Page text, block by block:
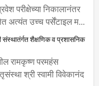
परीक्षेच्या निकालानंतर
अत्यंत उच्च पर्सेंटाइल म...
संस्थातंर्गत शैक्षणिक व प्रशासनिक
रामकृष्ण परमहंस
श्री स्वामी विवेकानंद